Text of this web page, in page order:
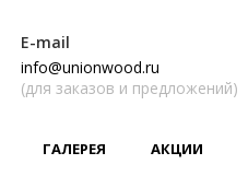
E-mail
info@unionwood.ru
(для заказов и предложений)
ГАЛЕРЕЯ АКЦИИ